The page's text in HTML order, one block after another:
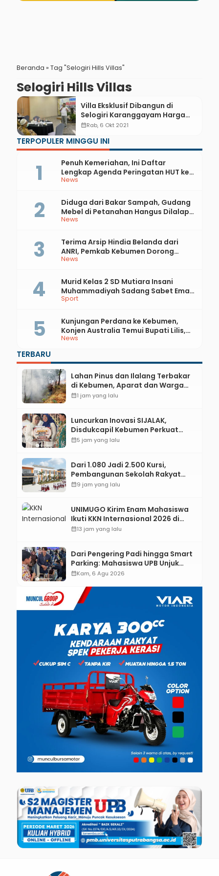
Beranda » Tag "Selogiri Hills Villas"
Selogiri Hills Villas
Villa Eksklusif Dibangun di
Selogiri Karanggayam Harga
Mulai Rp 2,1 Miliar
calendar_monthRab, 6 Okt 2021
TERPOPULER MINGGU INI
News
Penuh Kemeriahan, Ini Daftar
Lengkap Agenda Peringatan HUT ke-
81 RI dan Hari Jadi ke-397 Kabupaten
News
Diduga dari Bakar Sampah, Gudang
Mebel di Petanahan Hangus Dilalap
Api
News
Terima Arsip Hindia Belanda dari
ANRI, Pemkab Kebumen Dorong
Integrasi Sejarah, Geopark, dan
Sport
Murid Kelas 2 SD Mutiara Insani
Muhammadiyah Sadang Sabet Emas
dan Perak di Kejurda Tapak Suci
News
Kunjungan Perdana ke Kebumen,
Konjen Australia Temui Bupati Lilis,
Ini yang Dibahas
TERBARU
Lahan Pinus dan Ilalang Terbakar
di Kebumen, Aparat dan Warga
Padamkan Api Secara Manual
calendar_month1 jam yang lalu
Luncurkan Inovasi SIJALAK,
Disdukcapil Kebumen Perkuat
Jejaring Literasi Adminduk hingga
calendar_month5 jam yang lalu
Dari 1.080 Jadi 2.500 Kursi,
Pembangunan Sekolah Rakyat
Kebumen Ditargetkan Mulai
calendar_month9 jam yang lalu
UNIMUGO Kirim Enam Mahasiswa
Ikuti KKN Internasional 2026 di
ASEAN dan Hong Kong
calendar_month13 jam yang lalu
Dari Pengering Padi hingga Smart
Parking: Mahasiswa UPB Unjuk
Gigi Lewat Pameran CODEX 2
calendar_monthKam, 6 Agu 2026